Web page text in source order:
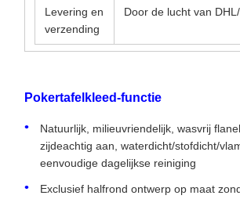
Levering en
verzending
Door de lucht van
Pokertafelkleed-functie
Natuurlijk, milieuvriendelijk, wasvrij
zijdeachtig aan, waterdicht/stofdicht/
eenvoudige dagelijkse reiniging
Exclusief halfrond ontwerp op maat